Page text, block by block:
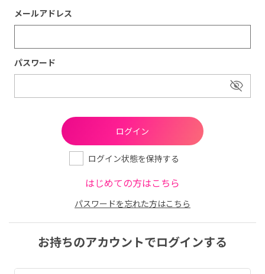
メールアドレス
パスワード
ログイン状態を保持する
はじめての方はこちら
パスワードを忘れた方はこちら
お持ちのアカウントでログインする